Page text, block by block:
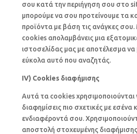
σου κατά την περιήγηση σου στο
μπορούμε να σου προτείνουμε τα
προϊόντα με βάση τις ανάγκες
cookies απολαμβάνεις μια
ιστοσελίδας μας με αποτέλεσμα να
εύκολα αυτό που αναζητάς.
IV) Cookies διαφήμισης
Αυτά τα cookies χρησιμοποιούνται
διαφημίσεις πιο σχετικές με εσένα
ενδιαφέροντά σου.
αποστολή στοχευμένης